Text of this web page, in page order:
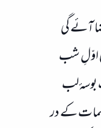
آئے گی
اوّلِ شب
لب
کے در